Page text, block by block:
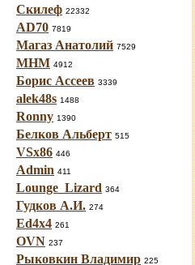
Скилеф 22332
AD70 7819
Магаз Анатолий 7529
МНМ 4912
Борис Ассеев 3339
alek48s 1488
Ronny 1390
Белков Альберт 515
VSx86 446
Admin 411
Lounge_Lizard 364
Гудков А.И. 274
Ed4x4 261
OVN 237
Рыковкин Владимир 225